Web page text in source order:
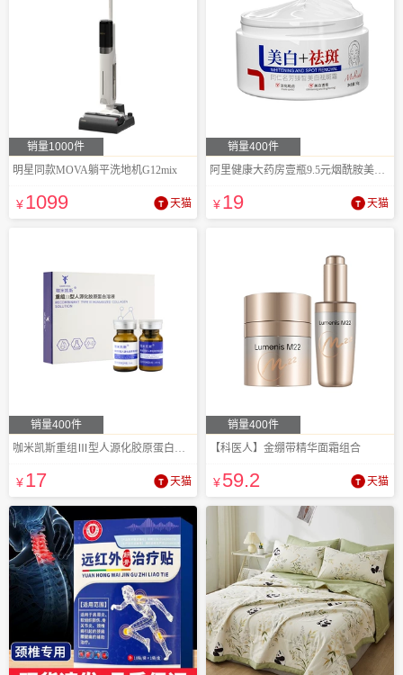
销量1000件
明星同款MOVA躺平洗地机G12mix
¥1099 天猫
销量400件
阿里健康大药房壹瓶9.5元烟酰胺美白祛斑霜
¥19 天猫
销量400件
咖米凯斯重组Ⅲ型人源化胶原蛋白溶液
¥17 天猫
销量400件
【科医人】金绷带精华面霜组合
¥59.2 天猫